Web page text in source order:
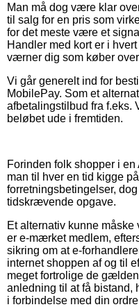
Man må dog være klar
til salg for en pris som
for det meste være et
Handler med kort er i
værner dig som køber
Vi går generelt ind for
MobilePay. Som et
afbetalingstilbud fra f.eks.
beløbet ude i fremtiden.
Forinden folk shopper i
man til hver en tid kigge
forretningsbetingelser,
tidskrævende opgave.
Et alternativ kunne
er e-mærket medlem,
sikring om at e-
internet shoppen af og til
meget fortrolige de
anledning til at få bistand,
i forbindelse med din